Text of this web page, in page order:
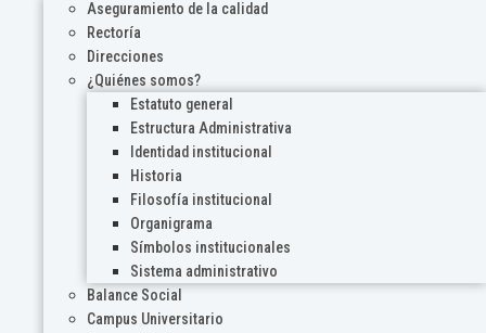
Aseguramiento de la calidad
Rectoría
Direcciones
¿Quiénes somos?
Estatuto general
Estructura Administrativa
Identidad institucional
Historia
Filosofía institucional
Organigrama
Símbolos institucionales
Sistema administrativo
Balance Social
Campus Universitario